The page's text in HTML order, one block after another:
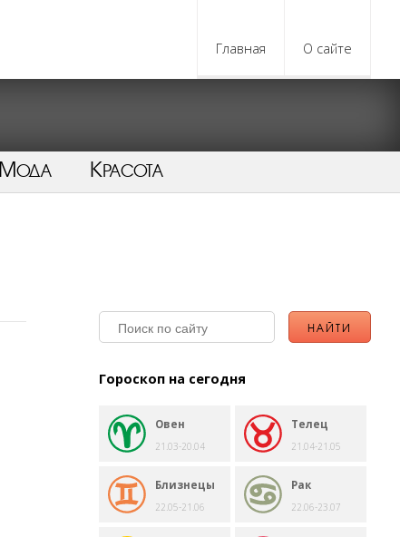
Главная О сайте
Мода Красота
Гороскоп на сегодня
Овен
21.03-20.04
Телец
21.04-21.05
Близнецы
22.05-21.06
Рак
22.06-23.07